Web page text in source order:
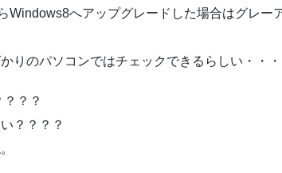
Windows8へアップグレードした場合はグレー
りのパソコンではチェックできるらしい・・・
？？
？？？？